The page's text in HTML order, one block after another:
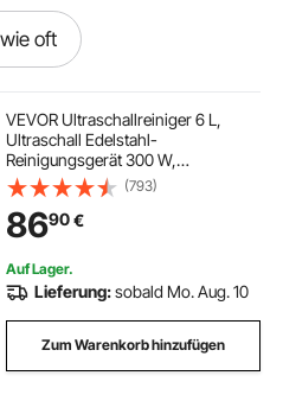
oft
ultraschallgerät
VEVOR Ultraschallreiniger 6 L,
Ultraschall Edelstahl-
Reinigungsgerät 300 W,
Ultraschallreinigungsgerät mit
Digitaler Anzeige 0-30 Min,
Reinigung Ultraschall für Schmuck,
Brillen, Uhren usw.
(793)
8690€
Auf Lager.
Lieferung:sobald Mo. Aug. 10
Zum Warenkorb hinzufügen